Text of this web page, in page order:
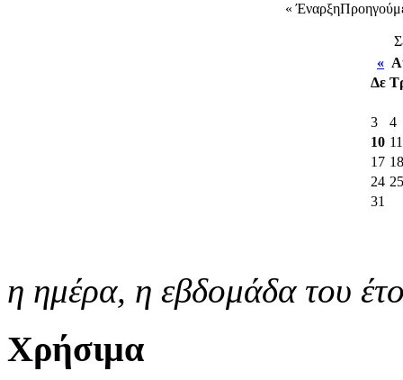
«Έναρξη
«
Δε
3
4
10 11
17 18
24 25
31
η ημέρα, η εβδομάδα του
Χρήσιμα